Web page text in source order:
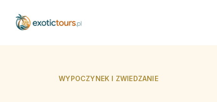
WYPOCZYNEK I ZWIEDZANIE